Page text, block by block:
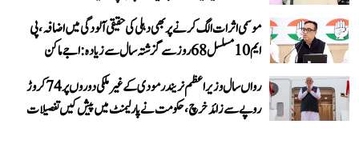
موسمی اثرات الگ کرنے پر بھی دہلی کی حقیقی آلودگی میں اضافہ، پی
ایم 10 مسلسل 68 روز سے گزشتہ سال سے زیادہ: اجے ماکن
رواں سال وزیر اعظم نریندر مودی کے غیر ملکی دوروں پر 74 کروڑ
روپے سے زائد خرچ، حکومت نے پارلیمنٹ میں پیش کیں تفصیلات